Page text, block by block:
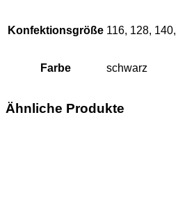
Konfektionsgröße 116, 128,
Farbe schwarz
Ähnliche Produkte